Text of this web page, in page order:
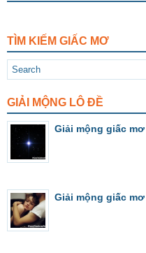
TÌM KIẾM GIẤC MƠ
GIẢI MỘNG LÔ ĐỀ
Giải mộng giấc
Giải mộng giấc